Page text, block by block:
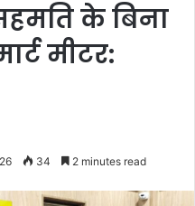
के बिना
मीटर:
34 2 minutes read